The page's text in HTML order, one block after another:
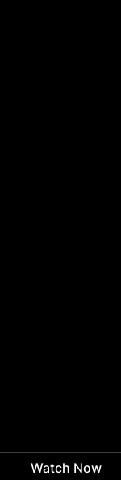
Watch Now